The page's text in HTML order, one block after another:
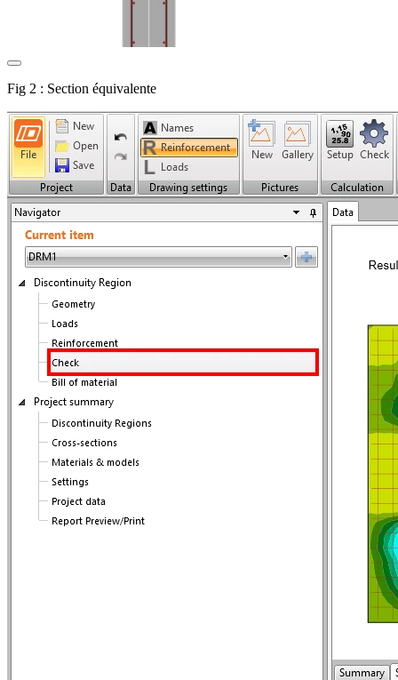
Fig 2 : Section équivalente